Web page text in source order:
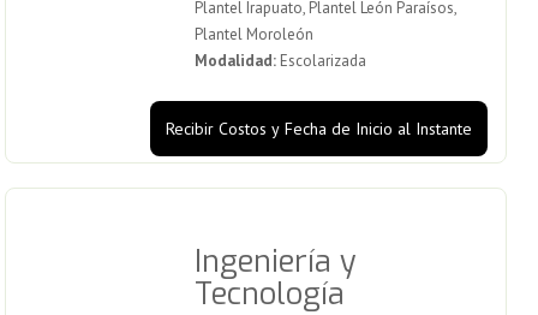
Plantel Irapuato, Plantel León Paraísos,
Plantel Moroleón
Modalidad:Escolarizada
Recibir Costos y Fecha de Inicio al Instante
Ingeniería y
Tecnología